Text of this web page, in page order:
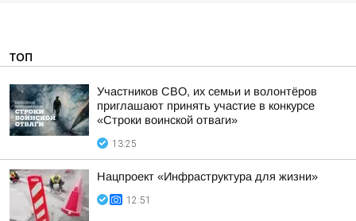
ТОП
Участников СВО, их семьи и волонтёров
приглашают принять участие в конкурсе
«Строки воинской отваги»
13:25
Нацпроект «Инфраструктура для жизни»
12:51